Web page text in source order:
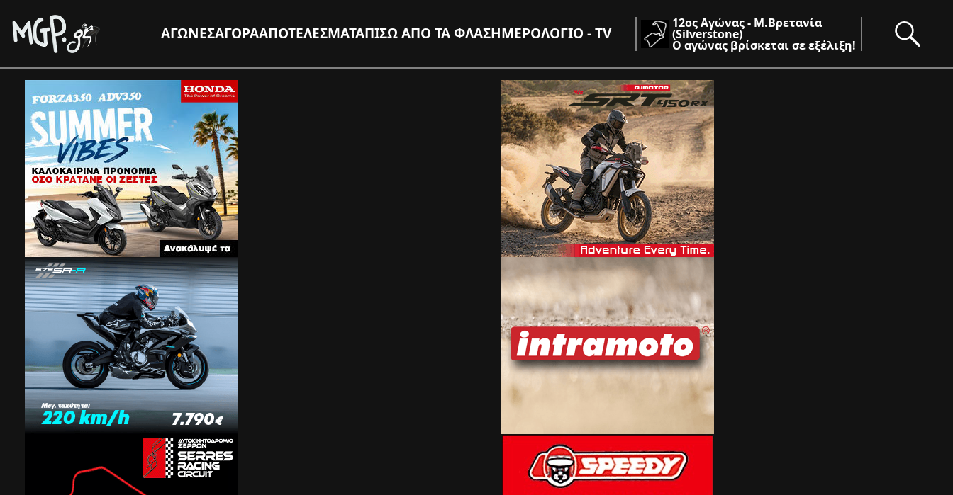
ΑΓΩΝΕΣΑΓΟΡΑΑΠΟΤΕΛΕΣΜΑΤΑΠΙΣΩ ΑΠΟ ΤΑ ΦΛΑΣΗΜΕΡΟΛΟΓΙΟ - TV
12ος Αγώνας - Μ.Βρετανία
(Silverstone)
Ο αγώνας βρίσκεται σε εξέλιξη!